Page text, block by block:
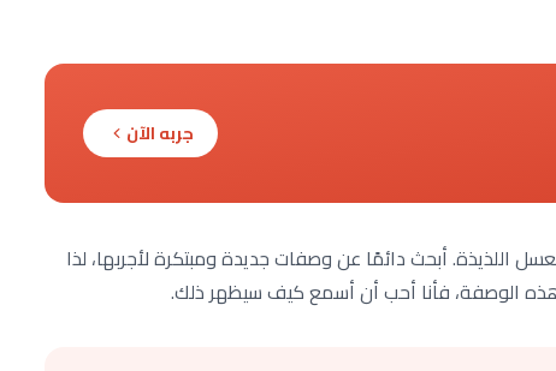
جربه الآن
اللذيذة. أبحث دائمًا عن وصفات جديدة ومبتكرة لأجربها، لذا
هذه الوصفة، فأنا أحب أن أسمع كيف سيظهر ذلك.